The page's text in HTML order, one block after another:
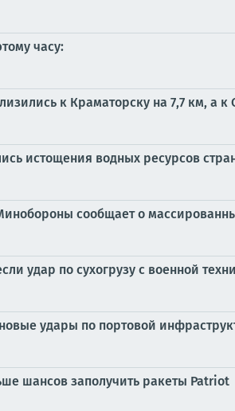
часу:
к Краматорску на 7,7 км, а
истощения водных ресурсов
сообщает о
удар по сухогрузу с военной
удары по портовой
шансов заполучить ракеты Patriot